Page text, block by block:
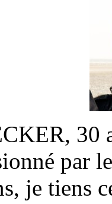
30
par
je tiens